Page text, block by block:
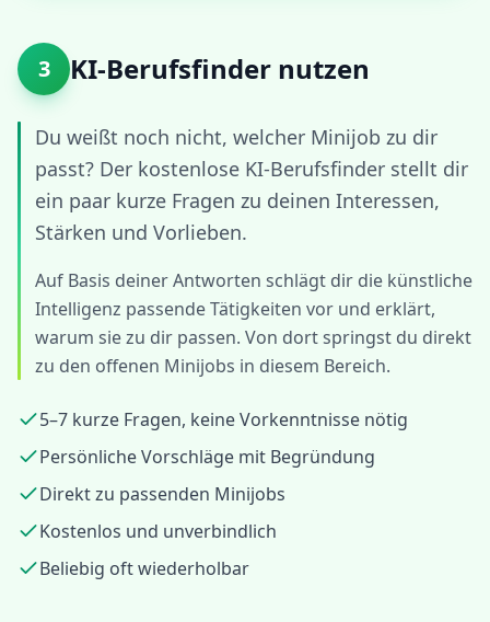
3 KI-Berufsfinder nutzen
Du weißt noch nicht, welcher Minijob zu dir
passt? Der kostenlose KI-Berufsfinder stellt dir
ein paar kurze Fragen zu deinen Interessen,
Stärken und Vorlieben.
Auf Basis deiner Antworten schlägt dir die künstliche
Intelligenz passende Tätigkeiten vor und erklärt,
warum sie zu dir passen. Von dort springst du direkt
zu den offenen Minijobs in diesem Bereich.
5–7 kurze Fragen, keine Vorkenntnisse nötig
Persönliche Vorschläge mit Begründung
Direkt zu passenden Minijobs
Kostenlos und unverbindlich
Beliebig oft wiederholbar